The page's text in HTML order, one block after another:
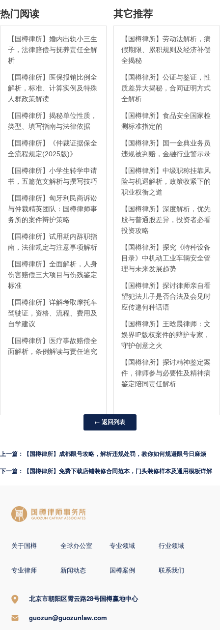
热门阅读
【国樽律所】婚内出轨小三生
子，法律赔偿与抚养责任全解
析
【国樽律所】医保报销比例全
解析，标准、计算实例及特殊
人群政策解读
【国樽律所】揭秘单位性质，
类型、填写指南与法律依据
【国樽律所】《仲裁证据保全
全流程规定(2025版)》
【国樽律所】小学生转学申请
书，五篇范文解析与撰写技巧
【国樽律所】匈牙利民商诉讼
与仲裁精英团队：国樽律师事
务所的案件辩护策略
【国樽律所】试用期内辞职指
南，法律规定与注意事项解析
【国樽律所】全面解析，人身
伤害赔偿三大项目与伤残鉴定
标准
【国樽律所】详解考取摩托车
驾驶证，资格、流程、费用及
自学建议
【国樽律所】医疗事故赔偿全
面解析，条例解读与责任追究
其它推荐
【国樽律所】劳动法解析，病
假期限、累积规则及经济补偿
全揭秘
【国樽律所】公证与鉴证，性
质差异大揭秘，合同证明方式
全解析
【国樽律所】食品安全国家检
测标准指定的
【国樽律所】国一金典业务员
违规被判赔，金融行业警示录
【国樽律所】中级职称挂靠风
险与机遇解析，政策收紧下的
职业权衡之道
【国樽律所】深度解析，优先
股与普通股差异，投资者必看
投资攻略
【国樽律所】探究《特种设备
目录》中机动工业车辆安全管
理与未来发展趋势
【国樽律所】探讨律师亲自看
望犯法儿子是否合法及会见时
应传递何种话语
【国樽律所】王晗晨律师：文
娱界IP版权案件的辩护专家，
守护创意之火
【国樽律所】探讨精神鉴定案
件，律师参与必要性及精神病
鉴定陪同责任解析
← 返回列表
上一篇：【国樽律所】成都限号攻略，解析违规处罚，教你如何规避限号日麻烦
下一篇：【国樽律所】免费下载店铺装修合同范本，门头装修样本及通用模板详解
关于国樽 全球办公室 专业领域 行业领域
专业律师 新闻动态 国樽案例 联系我们
北京市朝阳区霄云路28号国樽赢地中心
guozun@guozunlaw.com